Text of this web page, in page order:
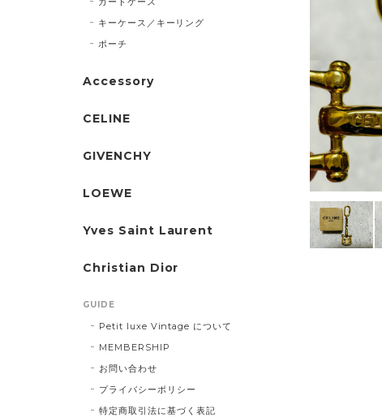
キーケース／キーリング
ポーチ
Accessory
CELINE
GIVENCHY
LOEWE
Yves Saint Laurent
Christian Dior
GUIDE
Petit luxe Vintage について
MEMBERSHIP
お問い合わせ
プライバシーポリシー
特定商取引法に基づく表記